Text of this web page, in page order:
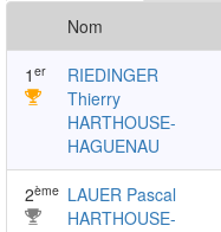
Nom
1 er
RIEDINGER
Thierry
HARTHOUSE-
HAGUENAU
2ème LAUER Pascal
HARTHOUSE-